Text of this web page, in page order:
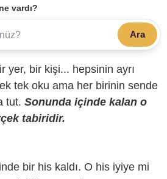
vardı?
Ara
yer, bir kişi... hepsinin ayrı
tek oku ama her birinin sende
tut. Sonunda içinde kalan o
tabiridir.
bir his kaldı. O his iyiye mi